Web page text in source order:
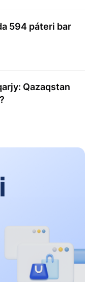
594 páteri bar
Qazaqstan
quqyqtyq
kúshti tulǵalar